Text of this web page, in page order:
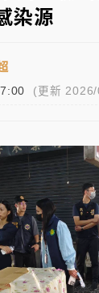
利渡假村！東
颱白海豚雨彈
股跌近300點
增加董事人數
展第2檔！今
晚上7時
染源
(更新